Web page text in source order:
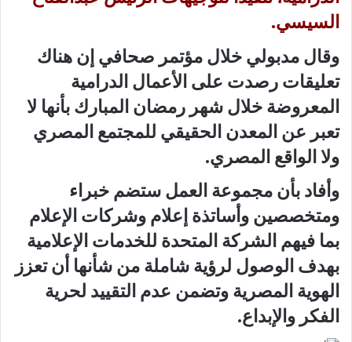
السيسي.
وقال مدبولي خلال مؤتمر صحافي إن هناك
تعليقات رصدت على الأعمال الدرامية
المعروضة خلال شهر رمضان المبارك بأنها لا
تعبر عن المعدن الحقيقي للمجتمع المصري
ولا الواقع المصري.
وأفاد بأن مجموعة العمل ستضم خبراء
ومتخصصين وأساتذة إعلام وشركات الإعلام
بما فيهم الشركة المتحدة للخدمات الإعلامية
بهدف الوصول لرؤية شاملة من شأنها أن تعزز
الهوية المصرية وتضمن عدم التقييد لحرية
الفكر والإبداع.